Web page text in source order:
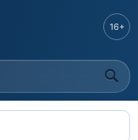
16+